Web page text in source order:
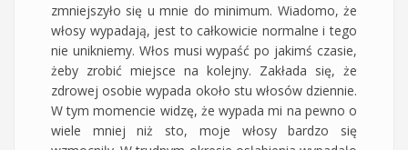
zmniejszyło się u mnie do minimum. Wiadomo, że
włosy wypadają, jest to całkowicie normalne i tego
nie unikniemy. Włos musi wypaść po jakimś czasie,
żeby zrobić miejsce na kolejny. Zakłada się, że
zdrowej osobie wypada około stu włosów dziennie.
W tym momencie widzę, że wypada mi na pewno o
wiele mniej niż sto, moje włosy bardzo się